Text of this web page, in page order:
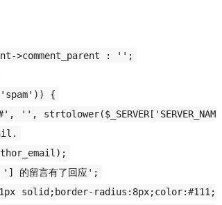
>comment_parent : '';
{
strtolower($_SERVER['SERVER_NAM
留言有了回应';
solid;border-radius:8px;color:#111;